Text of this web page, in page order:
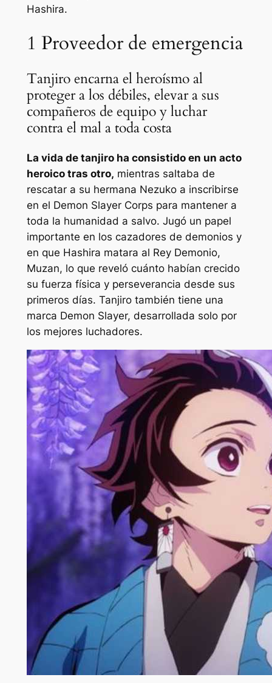
Hashira.
1 Proveedor de emergencia
Tanjiro encarna el heroísmo al
proteger a los débiles, elevar a sus
compañeros de equipo y luchar
contra el mal a toda costa
La vida de tanjiro ha consistido en un acto
heroico tras otro, mientras saltaba de
rescatar a su hermana Nezuko a inscribirse
en el Demon Slayer Corps para mantener a
toda la humanidad a salvo. Jugó un papel
importante en los cazadores de demonios y
en que Hashira matara al Rey Demonio,
Muzan, lo que reveló cuánto habían crecido
su fuerza física y perseverancia desde sus
primeros días. Tanjiro también tiene una
marca Demon Slayer, desarrollada solo por
los mejores luchadores.